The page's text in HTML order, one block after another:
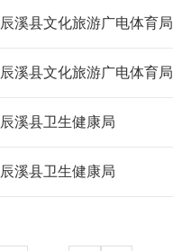
辰溪县文化旅游广电体育局
辰溪县文化旅游广电体育局
辰溪县卫生健康局
辰溪县卫生健康局